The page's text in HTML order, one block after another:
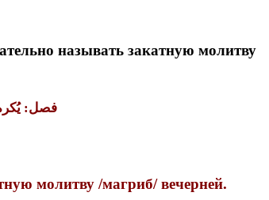
называть закатную молитву
فصل‏:‏ يُكره
молитву /магриб/ вечерней.